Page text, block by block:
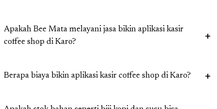
Apakah Bee Mata melayani jasa bikin aplikasi kasir
coffee shop di Karo?
Berapa biaya bikin aplikasi kasir coffee shop di Karo?